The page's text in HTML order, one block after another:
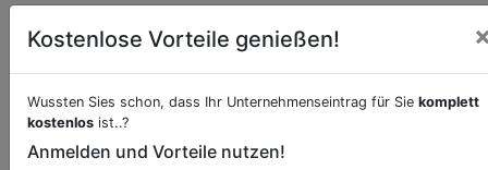
Beschreibung & Services von
Kostenlose Vorteile genießen!
Wussten Sies schon, dass Ihr Unternehmenseintrag für Sie komplett
kostenlos ist..?
Anmelden und Vorteile nutzen!